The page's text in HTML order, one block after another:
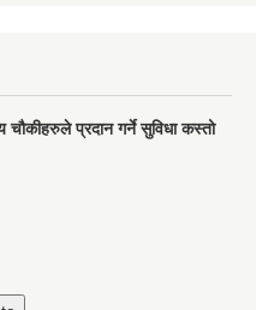
चौकीहरुले प्रदान गर्ने सुविधा कस्तो